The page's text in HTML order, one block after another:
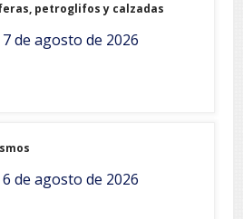
petroglifos y calzadas
7 de agosto de 2026
6 de agosto de 2026